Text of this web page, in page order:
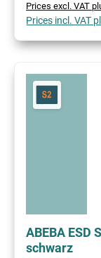
Prices excl. VAT
Prices incl. VAT
ABEBA ESD
schwarz